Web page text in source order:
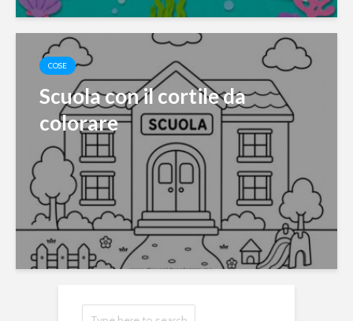
COSE
Scuola con il cortile da
colorare